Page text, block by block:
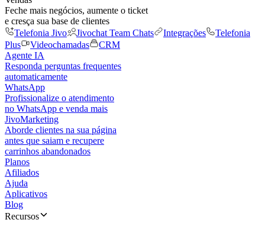
Feche mais negócios, aumente o ticket
e cresça sua base de clientes
Telefonia Jivo
Jivochat Team Chats Integrações
Telefonia
Plus
Videochamadas
CRM
Agente IA
Responda perguntas frequentes
automaticamente
WhatsApp
Profissionalize o atendimento
no WhatsApp e venda mais
JivoMarketing
Aborde clientes na sua página
antes que saiam e recupere
carrinhos abandonados
Planos
Afiliados
Ajuda
Aplicativos
Blog
Recursos